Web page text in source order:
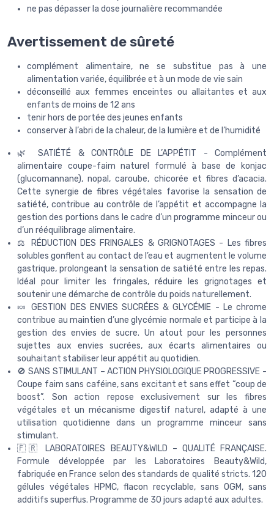
ne pas dépasser la dose journalière recommandée
Avertissement de sûreté
complément alimentaire, ne se substitue pas à une
alimentation variée, équilibrée et à un mode de vie sain
déconseillé aux femmes enceintes ou allaitantes et aux
enfants de moins de 12 ans
tenir hors de portée des jeunes enfants
conserver à l’abri de la chaleur, de la lumière et de l’humidité
🌿 SATIÉTÉ & CONTRÔLE DE L’APPÉTIT - Complément
alimentaire coupe-faim naturel formulé à base de konjac
(glucomannane), nopal, caroube, chicorée et fibres d’acacia.
Cette synergie de fibres végétales favorise la sensation de
satiété, contribue au contrôle de l’appétit et accompagne la
gestion des portions dans le cadre d’un programme minceur ou
d’un rééquilibrage alimentaire.
⚖️ RÉDUCTION DES FRINGALES & GRIGNOTAGES - Les fibres
solubles gonflent au contact de l’eau et augmentent le volume
gastrique, prolongeant la sensation de satiété entre les repas.
Idéal pour limiter les fringales, réduire les grignotages et
soutenir une démarche de contrôle du poids naturellement.
🍬 GESTION DES ENVIES SUCRÉES & GLYCÉMIE - Le chrome
contribue au maintien d’une glycémie normale et participe à la
gestion des envies de sucre. Un atout pour les personnes
sujettes aux envies sucrées, aux écarts alimentaires ou
souhaitant stabiliser leur appétit au quotidien.
🚫 SANS STIMULANT – ACTION PHYSIOLOGIQUE PROGRESSIVE -
Coupe faim sans caféine, sans excitant et sans effet “coup de
boost”. Son action repose exclusivement sur les fibres
végétales et un mécanisme digestif naturel, adapté à une
utilisation quotidienne dans un programme minceur sans
stimulant.
🇫🇷 LABORATOIRES BEAUTY&WILD – QUALITÉ FRANÇAISE.
Formule développée par les Laboratoires Beauty&Wild,
fabriquée en France selon des standards de qualité stricts. 120
gélules végétales HPMC, flacon recyclable, sans OGM, sans
additifs superflus. Programme de 30 jours adapté aux adultes.